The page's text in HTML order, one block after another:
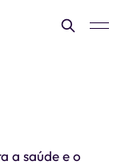
a saúde e o